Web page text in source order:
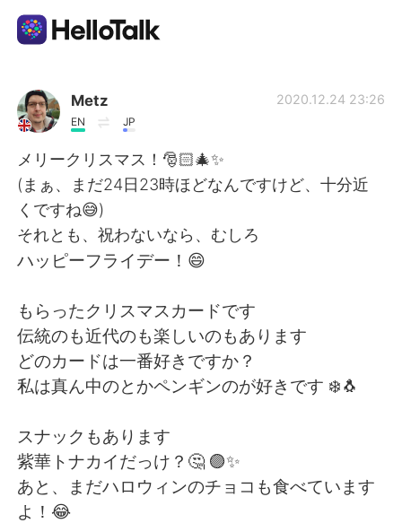
Aplicativo de troca de idioma
AI Grammar Checker
Português
English 简体中文
繁體中文 Español
العربية Français
한국어 Русский
ไทย Indonesia
Metz
EN JP
2020.12.24 23:26
メリークリスマス！🎅🏻🎄✨
(まぁ、まだ24日23時ほどなんですけど、十分近
くですね😅)
それとも、祝わないなら、むしろ
ハッピーフライデー！😄
もらったクリスマスカードです
伝統のも近代のも楽しいのもあります
どのカードは一番好きですか？
私は真ん中のとかペンギンのが好きです ❄️🐧
スナックもあります
紫華トナカイだっけ？🤔 🟣✨
あと、まだハロウィンのチョコも食べています
よ！😂